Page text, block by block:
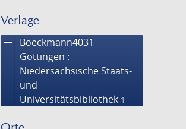
Verlage
remove
Boeckmann4031
Göttingen :
Niedersächsische Staats-
und
Universitätsbibliothek 1